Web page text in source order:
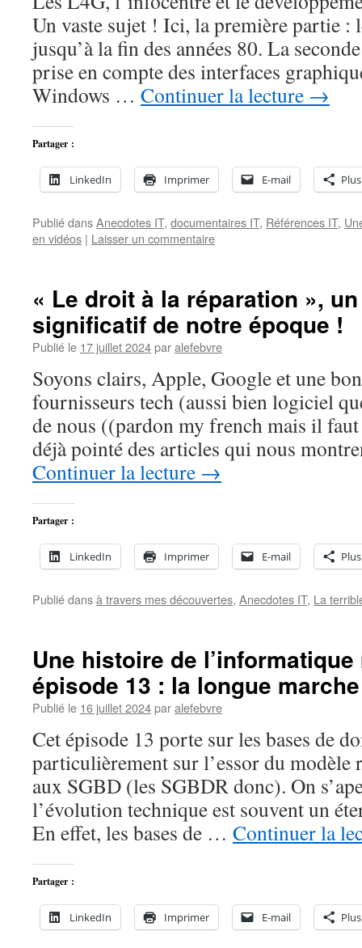
Un vaste sujet ! Ici, la première partie :
jusqu’à la fin des années 80. La
prise en compte des interfaces
Windows … Continuer la lecture →
Partager :
LinkedIn Imprimer E-mail Plus
Publié dansAnecdotes IT, documentaires IT, Références IT,
en vidéos | Laisser un commentaire
« Le droit à la réparation »,
significatif de notre époque !
Publié le 17 juillet 2024paralefebvre
Soyons clairs, Apple, Google et une
fournisseurs tech (aussi bien logiciel
de nous ((pardon my french mais il
déjà pointé des articles qui nous
Continuer la lecture →
Partager :
LinkedIn Imprimer E-mail Plus
Publié dansà travers mes découvertes, Anecdotes IT, La
Une histoire de
épisode 13 : la longue
Publié le 16 juillet 2024paralefebvre
Cet épisode 13 porte sur les bases de
particulièrement sur l’essor du modèle
aux SGBD (les SGBDR donc). On
l’évolution technique est souvent un
En effet, les bases de … Continuer la
Partager :
LinkedIn Imprimer E-mail Plus